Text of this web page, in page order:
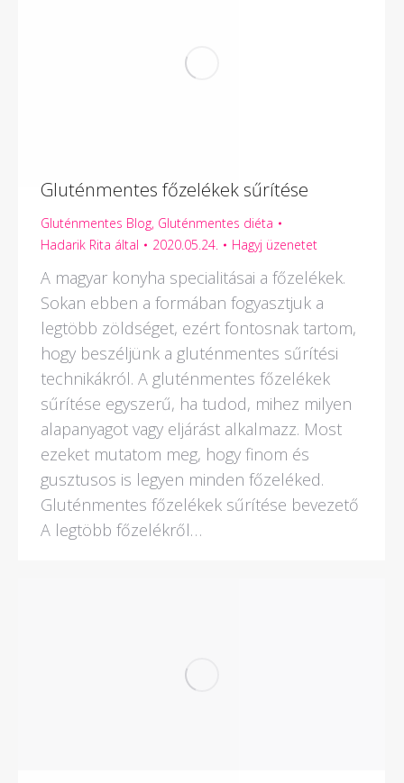
Gluténmentes főzelékek sűrítése
Gluténmentes Blog, Gluténmentes diéta
Hadarik Rita által 2020.05.24. Hagyj üzenetet
A magyar konyha specialitásai a főzelékek.
Sokan ebben a formában fogyasztjuk a
legtöbb zöldséget, ezért fontosnak tartom,
hogy beszéljünk a gluténmentes sűrítési
technikákról. A gluténmentes főzelékek
sűrítése egyszerű, ha tudod, mihez milyen
alapanyagot vagy eljárást alkalmazz. Most
ezeket mutatom meg, hogy finom és
gusztusos is legyen minden főzeléked.
Gluténmentes főzelékek sűrítése bevezető
A legtöbb főzelékről…